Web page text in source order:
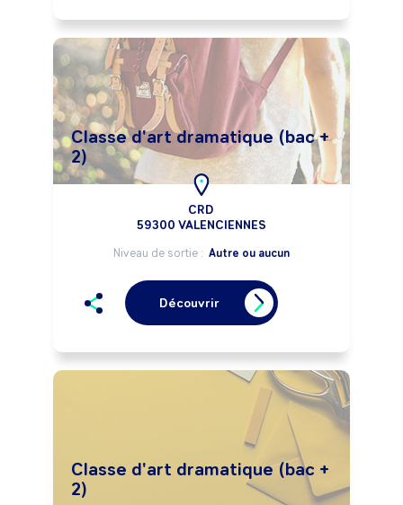
Classe d'art dramatique (bac +
2)
CRD
59300 VALENCIENNES
Niveau de sortie : Autre ou aucun
Découvrir
Classe d'art dramatique (bac +
2)